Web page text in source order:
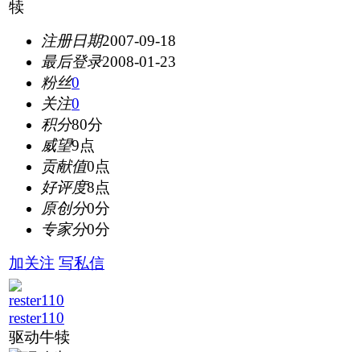
注册日期2007-09-18
最后登录2008-01-23
粉丝0
关注0
积分80分
威望9点
贡献值0点
好评度8点
原创分0分
专家分0分
加关注 写私信
rester110
驱动牛犊